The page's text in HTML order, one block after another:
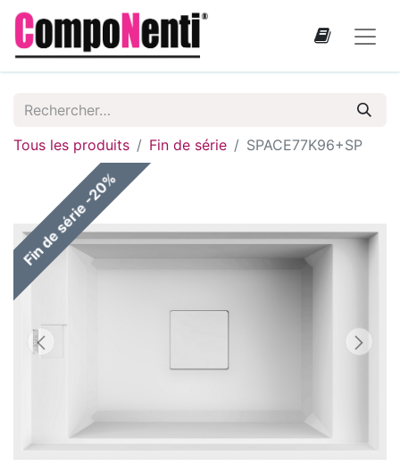
Tous les produits Fin de série SPACE77K96+SP
Fin de série -20%